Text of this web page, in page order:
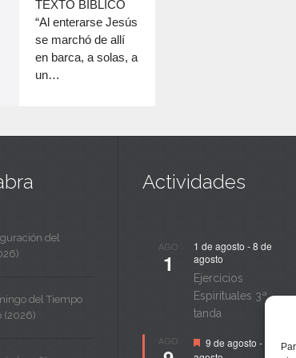
disminuir
volumen.
TEXTO BÍBLICO
“Al enterarse Jesús
se marchó de allí
en barca, a solas, a
un…
del
del Tiempo
(2026)
Actividades
AGO
1
1 de agosto -8 de
agosto
Ejercicios
Espirituales 3ª
tanda
AGO Destacado
9 de agosto -
14 de